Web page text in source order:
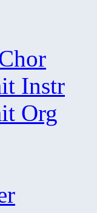
Instr
Org